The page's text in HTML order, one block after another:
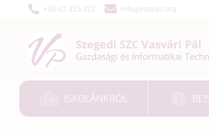
+36-62 425-322 info@vasvari.org
Szegedi SZC Vasvári Pál
Gazdasági és Informatikai
ISKOLÁNKRÓL